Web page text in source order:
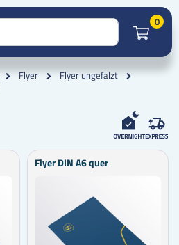
0
Flyer
Flyer ungefalzt
Flyer DIN A6 quer